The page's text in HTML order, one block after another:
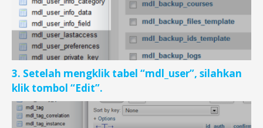
3. Setelah mengklik tabel “mdl_user”, silahkan
klik tombol “Edit”.